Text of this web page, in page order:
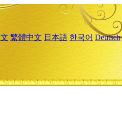
繁體中文 日本語 한국어 Deutsch